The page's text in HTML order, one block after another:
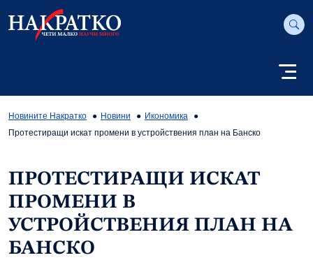
Новините Накратко Новини
Икономика
Протестиращи искат промени в устройствения план на Банско
ПРОТЕСТИРАЩИ ИСКАТ
ПРОМЕНИ В
УСТРОЙСТВЕНИЯ ПЛАН НА
БАНСКО